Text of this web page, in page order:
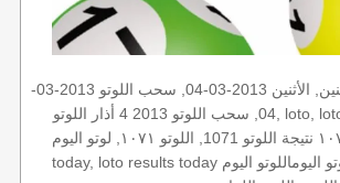
اليكم نتائج اللوتو الأثنين, الأثنين 2013-03-04, سحب اللوتو 2013-03-
04, سحب اللوتو 2013 4 أذار اللوتو, loto, loto, نتيجة اللوتو, نتيجة
اللوتو ١٠٧١ نتيجة اللوتو 1071, اللوتو ١٠٧١, لوتو اليوم loto result
today, loto results today اللوتو هذا الاسبوع لوتو اليوماللوتو اليوم